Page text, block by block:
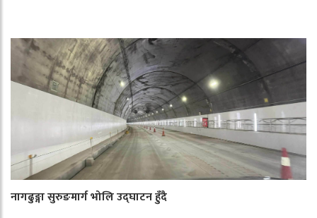
नागढुङ्गा सुरुङमार्ग भोलि उद्घाटन हुँदै